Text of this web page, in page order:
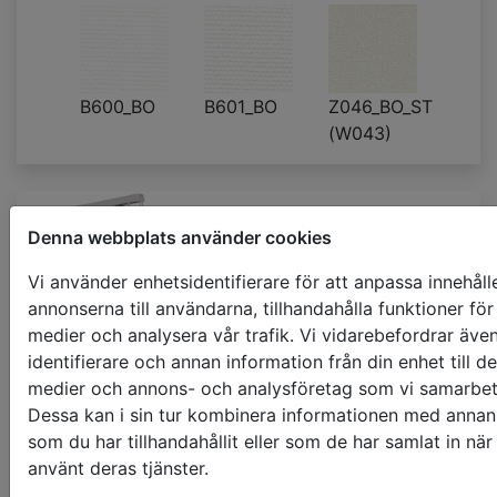
Denna webbplats använder cookies
Vi använder enhetsidentifierare för att anpassa
annonserna till användarna, tillhandahålla funktioner
medier och analysera vår trafik. Vi vidarebefordrar
identifierare och annan information från din enhet till
medier och annons- och analysföretag som vi
Dessa kan i sin tur kombinera informationen med
som du har tillhandahållit eller som de har samlat in
använt deras tjänster.
B600_BO B601_BO
Z046_BO_ST
(W043)
Mörkläggande
lamellgardiner
500 x 1000mm
€ 121.31 pris med moms
P260_FR_BO